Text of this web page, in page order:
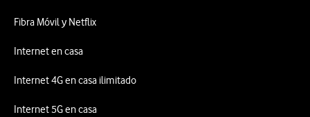
Fibra Móvil y Netflix
Internet en casa
Internet 4G en casa ilimitado
Internet 5G en casa